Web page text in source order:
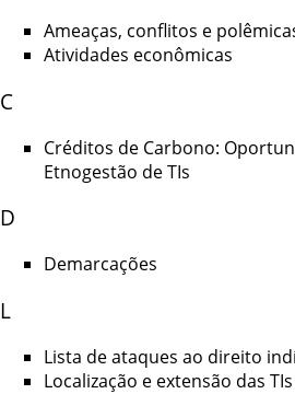
Ameaças, conflitos e
Atividades econômicas
C
Créditos de Carbono:
Etnogestão de TIs
D
Demarcações
L
Lista de ataques ao direito
Localização e extensão das TIs